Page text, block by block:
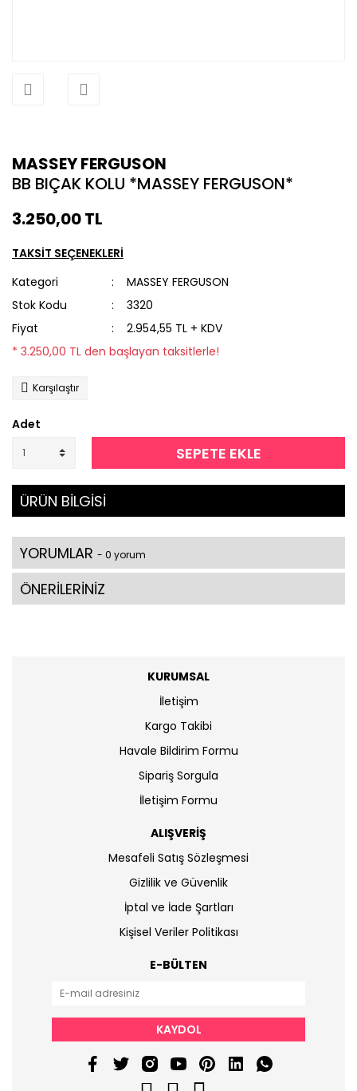
MASSEY FERGUSON
BB BIÇAK KOLU *MASSEY FERGUSON*
3.250,00 TL
TAKSİT SEÇENEKLERİ
Kategori
MASSEY FERGUSON
Stok Kodu
3320
Fiyat
2.954,55 TL + KDV
* 3.250,00 TL den başlayan taksitlerle!
Karşılaştır
Adet
SEPETE EKLE
ÜRÜN BİLGİSİ
YORUMLAR - 0 yorum
ÖNERİLERİNİZ
KURUMSAL
İletişim
Kargo Takibi
Havale Bildirim Formu
Sipariş Sorgula
İletişim Formu
ALIŞVERİŞ
Mesafeli Satış Sözleşmesi
Gizlilik ve Güvenlik
İptal ve İade Şartları
Kişisel Veriler Politikası
E-BÜLTEN
KAYDOL